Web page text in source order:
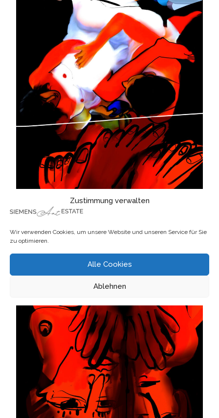
Zustimmung verwalten
Wir verwenden Cookies, um unsere Website und unseren Service für Sie
zu optimieren.
Alle Cookies
Ablehnen